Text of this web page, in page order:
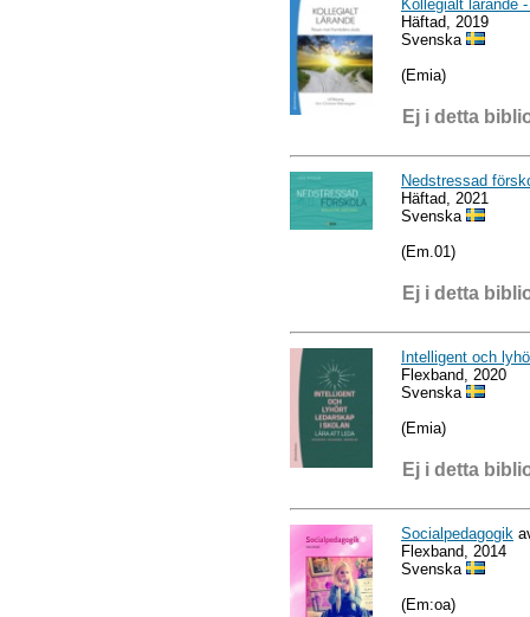
Kollegialt lärande
Häftad, 2019
Svenska
(Emia)
Ej i detta
Nedstressad
Häftad, 2021
Svenska
(Em.01)
Ej i detta
Intelligent och
Flexband, 2020
Svenska
(Emia)
Ej i detta
Socialpedagogik
Flexband, 2014
Svenska
(Em:oa)